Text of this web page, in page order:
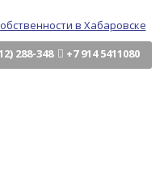
288-348 +7 914 5411080